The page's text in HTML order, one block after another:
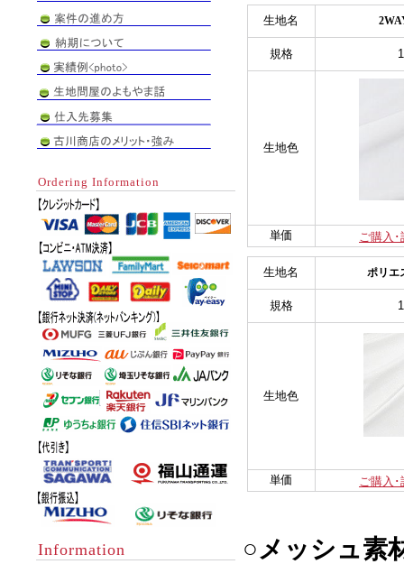
生地名
規格
生地色
単価 ご購入･
生地名 ポリエ
規格
生地色
単価 ご購入･
○メッシュ素
Ordering Information
Information